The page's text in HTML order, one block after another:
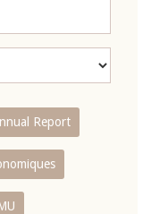
Report